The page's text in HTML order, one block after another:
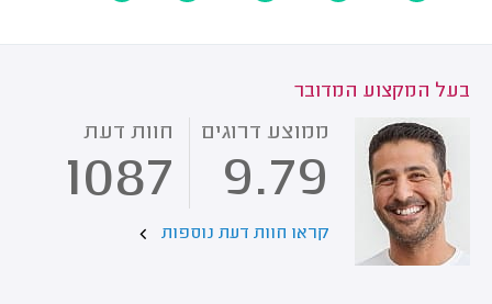
בעל המקצוע המדובר
ממוצע דרוגים
9.79
חוות דעת
1087
קראו חוות דעת נוספות